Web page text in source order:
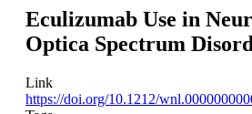
Eculizumab Use in
Optica Spectrum
Link
https://doi.org/10.1212/